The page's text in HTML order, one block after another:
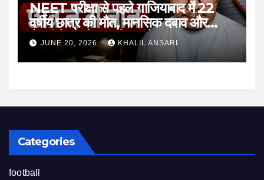
NEET परीक्षा से पहले गाजियाबाद में 22
वर्षीय छात्र की मौत, मानसिक दबाव और
तैयारी के माहौल पर फिर उठे सवाल
JUNE 20, 2026 KHALIL ANSARI
Categories
football